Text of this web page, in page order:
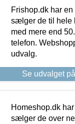
Frishop.dk har
sælger de til hele
med mere end
telefon.
udvalg.
Se udvalget
Homeshop.dk
sælger de over